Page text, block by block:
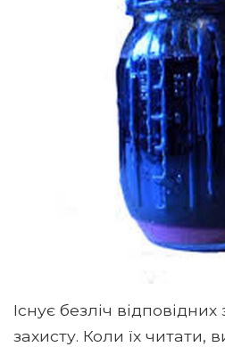
Існує безліч
захисту. Коли їх читати,